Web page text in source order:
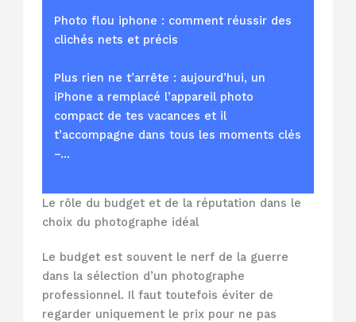
Photo flou iphone : comment réussir des
clichés nets et précis
Plus rien ne t’arrête : aujourd’hui, un
iPhone a remplacé l’appareil photo
compact de tes vacances et il
t’accompagne dans tous les moments clés
–…
Le rôle du budget et de la réputation dans le
choix du photographe idéal
Le budget est souvent le nerf de la guerre
dans la sélection d’un photographe
professionnel. Il faut toutefois éviter de
regarder uniquement le prix pour ne pas